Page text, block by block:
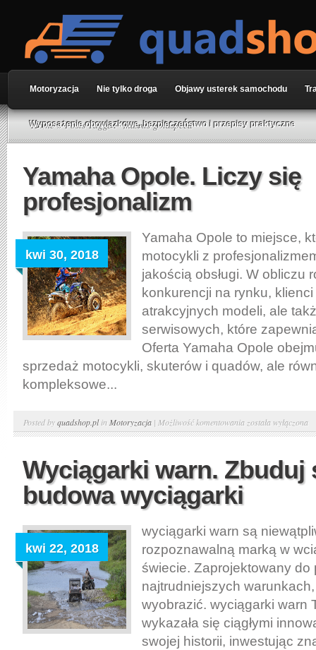
Motoryzacja Nie tylko droga Objawy usterek samochodu
Wyposażenie obowiązkowe, bezpieczeństwo i przepisy praktyczne
Home» Posts Tagged "maxxis goldspeed"
Yamaha Opole. Liczy się
profesjonalizm
kwi 30, 2018
Yamaha Opole to miejsce,
motocykli z
jakością obsługi. W obliczu
konkurencji na rynku,
atrakcyjnych modeli, ale
serwisowych, które
Oferta Yamaha Opole
sprzedaż motocykli, skuterów i quadów, ale
kompleksowe...
Posted byquadshop.plin Motoryzacja | Możliwość komentowania Yamaha
Opole.
się
została wyłączona
Wyciągarki warn. Zbuduj
budowa wyciągarki
kwi 22, 2018
wyciągarki warn są
rozpoznawalną marką w
świecie. Zaprojektowany do
najtrudniejszych
wyobrazić. wyciągarki warn
wykazała się ciągłymi
swojej historii, inwestując